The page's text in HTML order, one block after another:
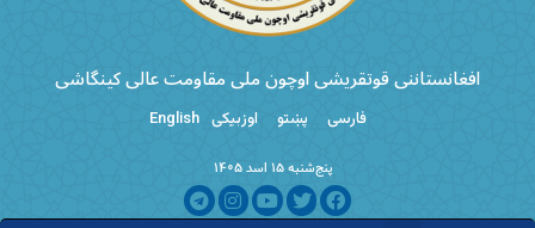
افغانستاننی قوتقریشی اوچون ملی مقاومت عالی کینگاشی
فارسی پښتو اوزبیکی English
پنج‌شنبه ۱۵ اسد ۱۴۰۵